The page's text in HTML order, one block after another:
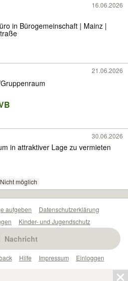
16.06.2026
in Bürogemeinschaft | Mainz |
21.06.2026
30.06.2026
in attraktiver Lage zu vermieten
Nicht möglich
Nachricht
aufgeben
Datenschutzerklärung
Kinder- und Jugendschutz
Hilfe Impressum Einloggen